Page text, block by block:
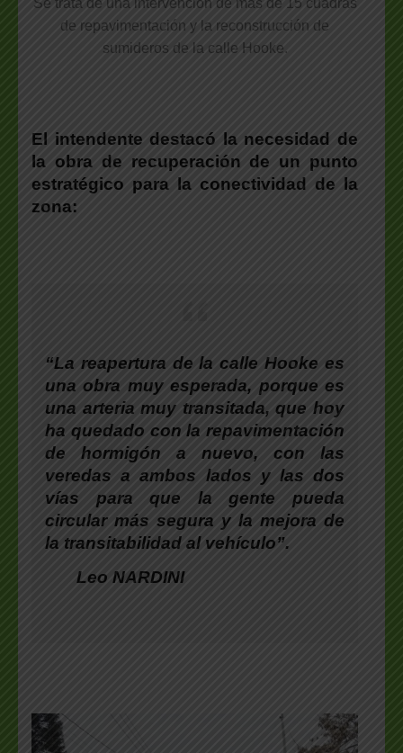
Se trata de una intervención de más de 15 cuadras
de repavimentación y la reconstrucción de
sumideros de la calle Hooke.
El intendente destacó la necesidad de
la obra de recuperación de un punto
estratégico para la conectividad de la
zona:
“La reapertura de la calle Hooke es
una obra muy esperada, porque es
una arteria muy transitada, que hoy
ha quedado con la repavimentación
de hormigón a nuevo, con las
veredas a ambos lados y las dos
vías para que la gente pueda
circular más segura y la mejora de
la transitabilidad al vehículo”.
Leo NARDINI